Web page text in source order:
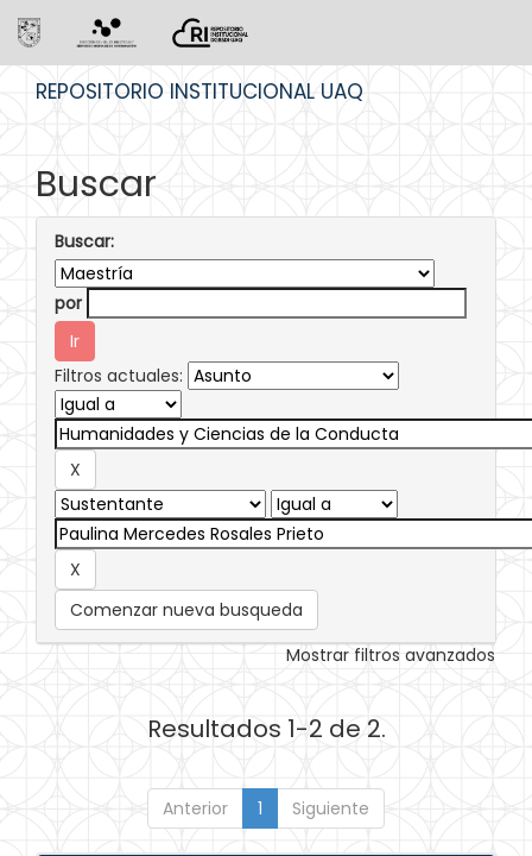
REPOSITORIO INSTITUCIONAL UAQ
Buscar
Buscar:
por
Filtros actuales:
Comenzar nueva busqueda
Mostrar filtros avanzados
Resultados 1-2 de 2.
Anterior 1 Siguiente